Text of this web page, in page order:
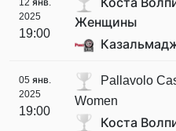
2025
19:00
Женщины
05 янв.
2025
19:00
Pallavolo
Women
Коста